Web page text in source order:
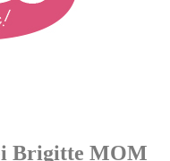
Brigitte MOM